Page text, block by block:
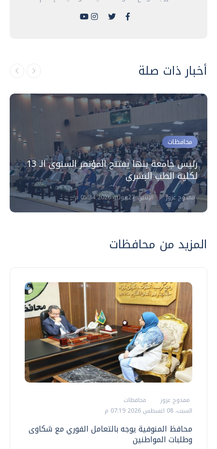
أخبار ذات صلة
محافظات
رئيس جامعة بنها يفتتح المؤتمر السنوي الـ 13
لكلية الطب البشرى
ممدوح عزوز الإثنين، 27 يوليو 2026 05:34 م
المزيد من محافظات
ممدوح عزوز
محافظات
السبت، 08 اغسطس 2026 07:19 م
محافظ المنوفية يوجه بالتعامل الفوري مع شكاوى
وطلبات المواطنين